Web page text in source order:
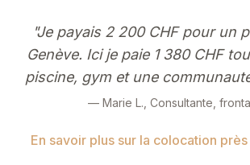
"Je payais 2 200 CHF pour un
Genève. Ici je paie 1 380 CHF
piscine, gym et une
— Marie L., Consultante,
En savoir plus sur la colocation